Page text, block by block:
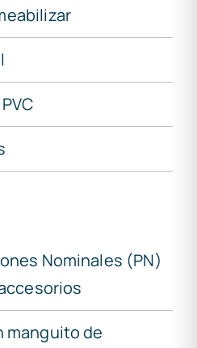
Nominales (PN)
manguito de